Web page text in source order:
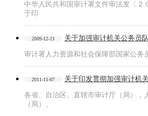
中华人民共和国审计署文件审法发〔２
于印
2009-12-21 关于加强审计机关公务员
审计署人力资源和社会保障部国家公务
2011-11-07 关于印发贯彻加强审计机
各省、自治区、直辖市审计厅（局），
（局）、